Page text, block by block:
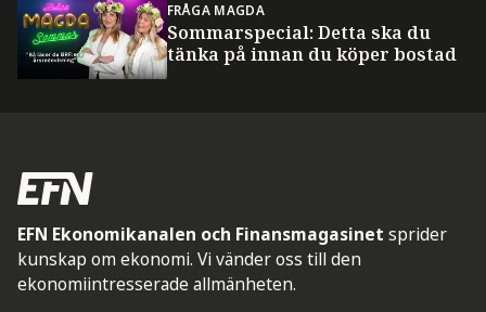
FRÅGA MAGDA
Sommarspecial: Detta ska du
tänka på innan du köper bostad
EFN Ekonomikanalen och Finansmagasinet sprider
kunskap om ekonomi. Vi vänder oss till den
ekonomiintresserade allmänheten.